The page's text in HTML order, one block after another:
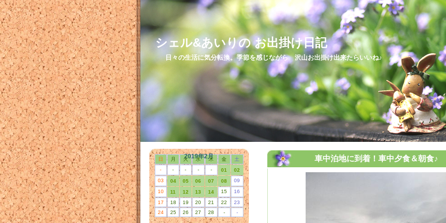
シェル&あいりの お出掛け日記
日々の生活に気分転換。季節を感じながら 沢山お出掛け出来たらいいね♪
2019年2月
日 月 火 水 木 金
土
-
- - - - 01
02
03
04 05 06 07 08
09
10
11 12 13 14 15
16
17
18 19 20 21 22
23
24
25 26 27 28 - -
車中泊地に到着！車中夕食＆朝食♪